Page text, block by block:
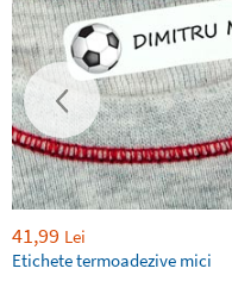
41,99 Lei
Etichete termoadezive mici